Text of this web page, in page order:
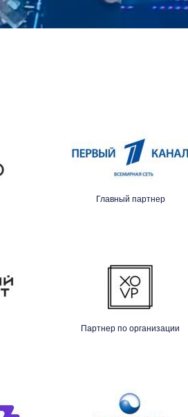
Главный партнер
Партнер по организации